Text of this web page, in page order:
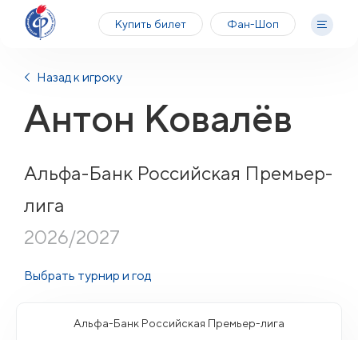
Купить билет Фан-Шоп
Назад к игроку
Антон Ковалёв
Альфа-Банк Российская Премьер-
лига
2026/2027
Выбрать турнир и год
Альфа-Банк Российская Премьер-лига